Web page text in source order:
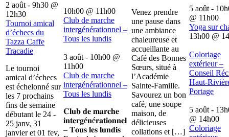
2 août - 9h30 @
12h30
Tournoi amical
d’échecs du
Tazza Caffe
Tracadie
Le tournoi
amical d’échecs
est échelonné sur
les 7 prochains
fins de semaine
débutant le 24 -
25 janv, 31
janvier et 01 fev,
10h00 @ 11h00
Club de marche
intergénérationnel –
Tous les lundis
3 août - 10h00 @
11h00
Club de marche
intergénérationnel –
Tous les lundis
𝐂𝐥𝐮𝐛 𝐝𝐞 𝐦𝐚𝐫𝐜𝐡𝐞
𝐢𝐧𝐭𝐞𝐫𝐠é𝐧é𝐫𝐚𝐭𝐢𝐨𝐧𝐧𝐞𝐥
– 𝐓𝐨𝐮𝐬 𝐥𝐞𝐬 𝐥𝐮𝐧𝐝𝐢𝐬
Venez prendre
une pause dans
une ambiance
chaleureuse et
accueillante au
Café des Bonnes
Sœurs, situé à
l’Académie
Sainte-Famille.
Savourez un bon
café, une soupe
maison, de
délicieuses
collations et […]
5 août -
@ 11h00
Yoga sur
13h00 @
Coloriage
extérieur –
Conseil
Haut-
Portage
5 août -
@ 14h00
Coloriage